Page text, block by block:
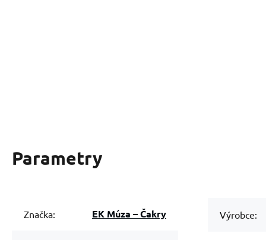
Parametry
Značka: EK Múza – Čakry Výrobce: